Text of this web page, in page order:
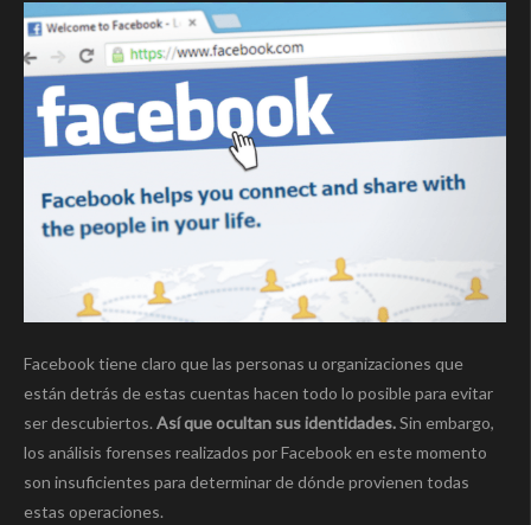
Facebook tiene claro que las personas u organizaciones que
están detrás de estas cuentas hacen todo lo posible para evitar
ser descubiertos. Así que ocultan sus identidades.Sin embargo,
los análisis forenses realizados por Facebook en este momento
son insuficientes para determinar de dónde provienen todas
estas operaciones.